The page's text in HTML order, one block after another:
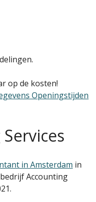
op de kosten!
Openingstijden
in Amsterdam in
Accounting